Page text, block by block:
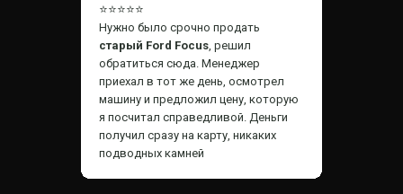
⭐⭐⭐⭐⭐
Нужно было срочно продать
старый Ford Focus, решил
обратиться сюда. Менеджер
приехал в тот же день, осмотрел
машину и предложил цену, которую
я посчитал справедливой. Деньги
получил сразу на карту, никаких
подводных камней